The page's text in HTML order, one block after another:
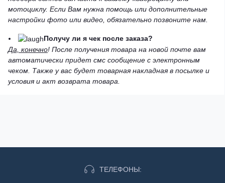
мотоциклу. Если Вам нужна помощь или дополнительные
настройки фото или видео, обязательно позвоните нам.
Получу ли я чек после заказа?
Да, конечно! После получения товара на новой почте вам
автоматически придет смс сообщение с электронным
чеком. Также у вас будет товарная накладная в посылке и
условия и акт возврата товара.
ТЕЛЕФОНЫ: